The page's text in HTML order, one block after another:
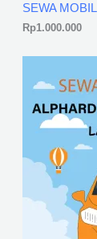
SEWA
Rp1.000.000